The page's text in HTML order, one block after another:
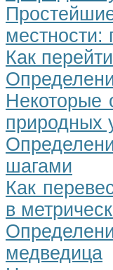
местности:
Как
Некоторые
природных
шагами
Как
в
медведица